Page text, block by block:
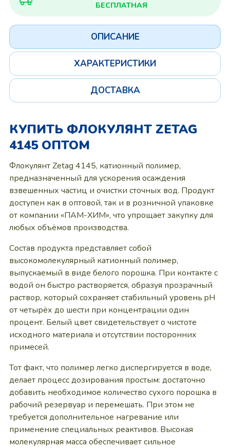
БЕСПЛАТНАЯ
ОПИСАНИЕ
ХАРАКТЕРИСТИКИ
ДОСТАВКА
КУПИТЬ ФЛОКУЛЯНТ ZETAG
4145 ОПТОМ
Флокулянт Zetag 4145, катионный полимер,
предназначенный для ускорения осаждения
взвешенных частиц и очистки сточных вод. Продукт
доступен как в оптовой, так и в розничной упаковке
от компании «ПАМ-ХИМ», что упрощает закупку для
любых объёмов производства.
Состав продукта представляет собой
высокомолекулярный катионный полимер,
выпускаемый в виде белого порошка. При контакте с
водой он быстро растворяется, образуя прозрачный
раствор, который сохраняет стабильный уровень pH
от четырёх до шести при концентрации один
процент. Белый цвет свидетельствует о чистоте
исходного материала и отсутствии посторонних
примесей.
Тот факт, что полимер легко диспергируется в воде,
делает процесс дозирования простым: достаточно
добавить необходимое количество сухого порошка в
рабочий резервуар и перемешать. При этом не
требуется дополнительное нагревание или
применение специальных реактивов. Высокая
молекулярная масса обеспечивает сильное